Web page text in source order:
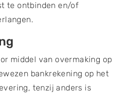
te ontbinden en/of
middel van overmaking op
bankrekening op het
tenzij anders is